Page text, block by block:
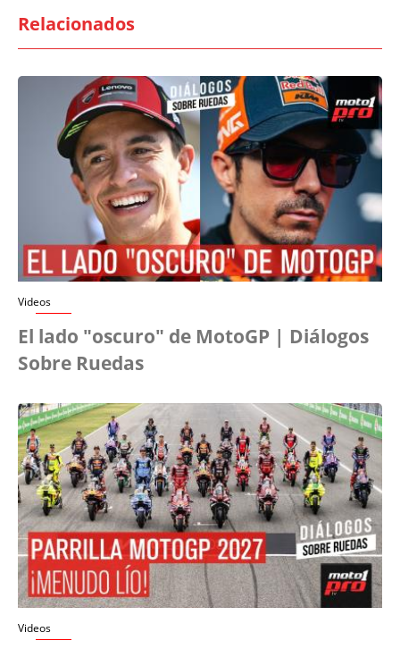
Relacionados
Videos
El lado "oscuro" de MotoGP | Diálogos
Sobre Ruedas
Videos